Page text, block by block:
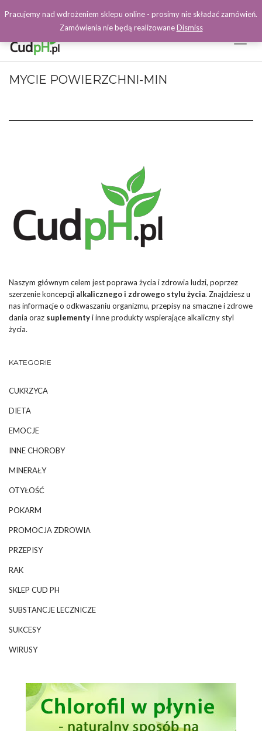
Facebook
MYCIE POWIERZCHNI-MIN
Naszym głównym celem jest poprawa życia i zdrowia ludzi, poprzez
szerzenie koncepcji alkalicznego i zdrowego stylu życia. Znajdziesz u
nas informacje o odkwaszaniu organizmu, przepisy na smaczne i zdrowe
dania oraz suplementyi inne produkty wspierające alkaliczny styl
życia.
KATEGORIE
CUKRZYCA
DIETA
EMOCJE
INNE CHOROBY
MINERAŁY
OTYŁOŚĆ
POKARM
PROMOCJA ZDROWIA
PRZEPISY
RAK
SKLEP CUD PH
SUBSTANCJE LECZNICZE
SUKCESY
WIRUSY
Pracujemy nad wdrożeniem sklepu online - prosimy nie składać zamówień.
Zamówienia nie będą realizowaneDismiss